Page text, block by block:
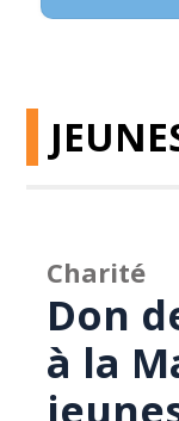
Charité
Don
à la